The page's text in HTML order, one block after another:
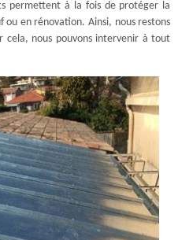
permettent à la fois de protéger la
en rénovation. Ainsi, nous restons
cela, nous pouvons intervenir à tout